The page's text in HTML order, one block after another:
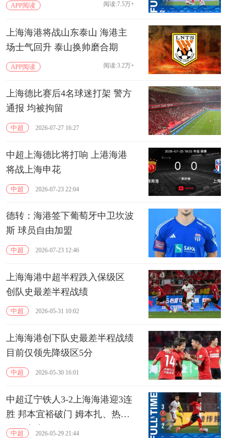
APP阅读 阅读:7.5万+
上海海港将战山东泰山 海港主
场士气回升 泰山换帅磨合期
APP阅读 阅读:3.2万+
上海德比赛后4名球迷打架 警方
通报 均被拘留
中超 2026-07-27 16:27
中超上海德比将打响 上港海港
将战上海申花
中超 2026-07-23 22:04
德转：海港签下葡萄牙中卫坎波
斯 球员自由加盟
中超 2026-07-23 12:46
上海海港中超半程跌入保级区
创队史最差半程战绩
中超 2026-05-31 10:02
上海海港创下队史最差半程战绩
目前仅领先降级区5分
中超 2026-05-30 16:01
中超辽宁铁人3-2上海海港迎3连
胜 邦本宜裕破门 姆本扎、热菲
尼奥建功
中超 2026-05-29 21:44